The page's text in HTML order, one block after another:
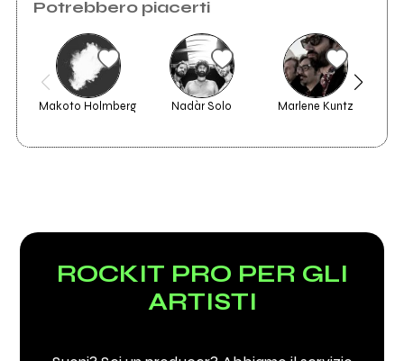
Potrebbero piacerti
Makoto Holmberg Nadàr Solo Marlene Kuntz
ROCKIT PRO PER GLI
ARTISTI